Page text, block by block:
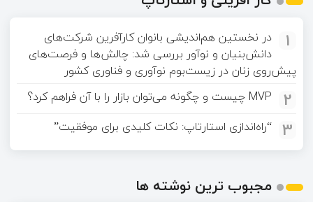
1
در نخستین هم‌اندیشی بانوان کارآفرین شرکت‌های
دانش‌بنیان و نوآور بررسی شد: چالش‌ها و فرصت‌های
پیش‌روی زنان در زیست‌بوم نوآوری و فناوری کشور
2 MVP چیست و چگونه می‌توان بازار را با آن فراهم کرد؟
3 “راه‌اندازی استارتاپ: نکات کلیدی برای موفقیت”
مجبوب ترین نوشته ها